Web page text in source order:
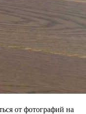
от фотографий на